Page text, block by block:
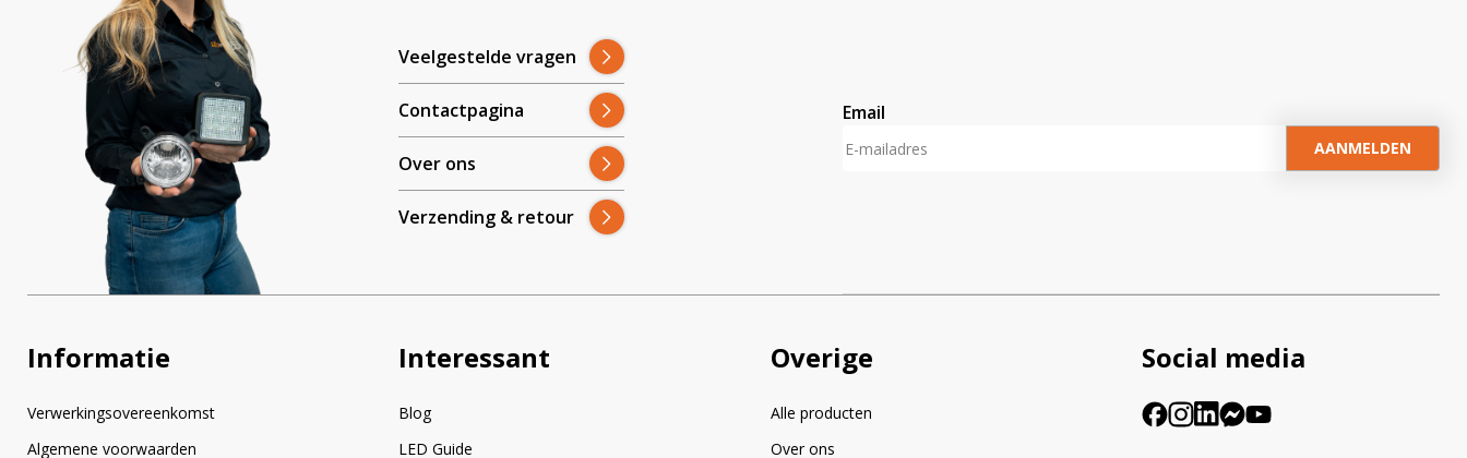
Veelgestelde vragen
Contactpagina
Over ons
Verzending & retour
Email
A
a
v
:
Informatie
Verwerkingsovereenkomst
Algemene voorwaarden
Interessant
Blog
LED Guide
Overige
Alle producten
Over ons
Social media